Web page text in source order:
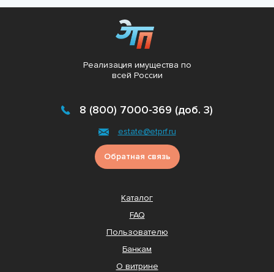
Реализация имущества по
всей России
8 (800) 7000-369 (доб. 3)
estate@etprf.ru
Обратная связь
Каталог
FAQ
Пользователю
Банкам
О витрине